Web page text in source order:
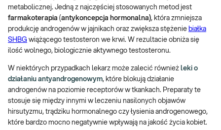
metabolicznej. Jedną z najczęściej stosowanych metod jest
farmakoterapia (antykoncepcja hormonalna), która zmniejsza
produkcję androgenów w jajnikach oraz zwiększa stężenie białka
SHBG wiążącego testosteron we krwi. W rezultacie obniża się
ilość wolnego, biologicznie aktywnego testosteronu.
W niektórych przypadkach lekarz może zalecić również leki o
działaniu antyandrogenowym, które blokują działanie
androgenów na poziomie receptorów w tkankach. Preparaty te
stosuje się między innymi w leczeniu nasilonych objawów
hirsutyzmu, trądziku hormonalnego czy łysienia androgenowego,
które bardzo mocno negatywnie wpływają na jakość życia kobiet.